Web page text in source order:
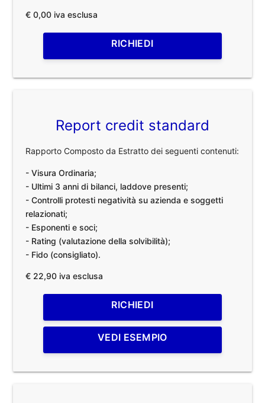
€ 0,00 iva esclusa
RICHIEDI
Report credit standard
Rapporto Composto da Estratto dei seguenti contenuti:
- Visura Ordinaria;
- Ultimi 3 anni di bilanci, laddove presenti;
- Controlli protesti negatività su azienda e soggetti
relazionati;
- Esponenti e soci;
- Rating (valutazione della solvibilità);
- Fido (consigliato).
€ 22,90 iva esclusa
RICHIEDI
VEDI ESEMPIO